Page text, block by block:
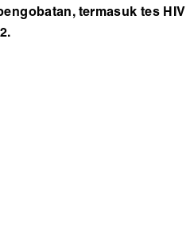
termasuk tes